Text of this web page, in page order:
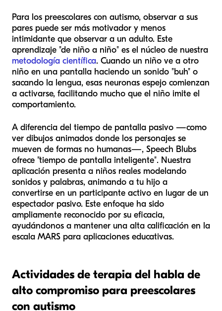
Para los preescolares con autismo, observar a sus
pares puede ser más motivador y menos
intimidante que observar a un adulto. Este
aprendizaje "de niño a niño" es el núcleo de nuestra
metodología científica. Cuando un niño ve a otro
niño en una pantalla haciendo un sonido "buh" o
sacando la lengua, esas neuronas espejo comienzan
a activarse, facilitando mucho que el niño imite el
comportamiento.
A diferencia del tiempo de pantalla pasivo —como
ver dibujos animados donde los personajes se
mueven de formas no humanas—, Speech Blubs
ofrece "tiempo de pantalla inteligente". Nuestra
aplicación presenta a niños reales modelando
sonidos y palabras, animando a tu hijo a
convertirse en un participante activo en lugar de un
espectador pasivo. Este enfoque ha sido
ampliamente reconocido por su eficacia,
ayudándonos a mantener una alta calificación en la
escala MARS para aplicaciones educativas.
Actividades de terapia del habla de
alto compromiso para preescolares
con autismo